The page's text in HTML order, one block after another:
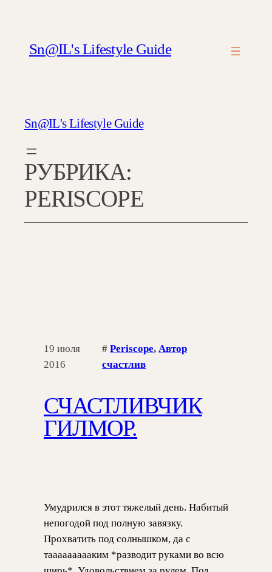
содержимому
Sn@IL's Lifestyle Guide
Sn@IL's Lifestyle Guide
РУБРИКА:
PERISCOPE
19 июля
2016
#Periscope, Автор
счастлив
СЧАСТЛИВЧИК
ГИЛМОР.
Умудрился в этот тяжелый день. Набитый
непогодой под полную завязку.
Прохватить под солнышком, да с
таааааааааким *разводит руками во всю